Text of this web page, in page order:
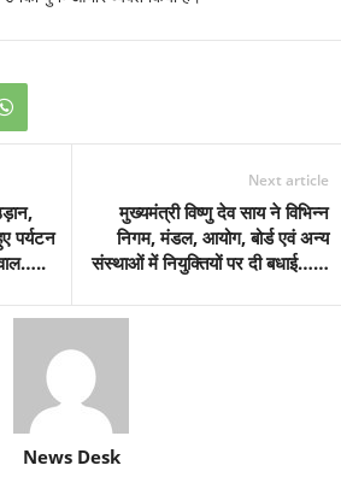
पर्यटन
Next article
मुख्यमंत्री विष्णु देव साय ने विभिन्न
निगम, मंडल, आयोग, बोर्ड एवं अन्य
संस्थाओं में नियुक्तियों पर दी बधाई……
News Desk